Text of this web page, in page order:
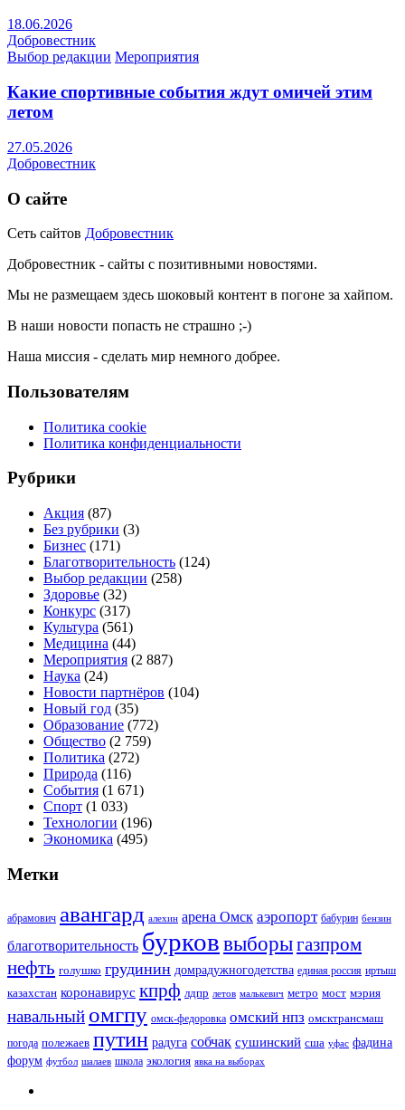
18.06.2026
Добровестник
Выбор редакции Мероприятия
Какие спортивные события ждут омичей этим
летом
27.05.2026
Добровестник
О сайте
Сеть сайтов Добровестник
Добровестник - сайты с позитивными новостями.
Мы не размещаем здесь шоковый контент в погоне за хайпом.
В наши новости попасть не страшно ;-)
Наша миссия - сделать мир немного добрее.
Пользователям
Политика cookie
Политика конфиденциальности
Рубрики
Акция (87)
Без рубрики (3)
Бизнес (171)
Благотворительность (124)
Выбор редакции (258)
Здоровье (32)
Конкурс (317)
Культура (561)
Медицина (44)
Мероприятия (2 887)
Наука (24)
Новости партнёров (104)
Новый год (35)
Образование (772)
Общество (2 759)
Политика (272)
Природа (116)
События (1 671)
Спорт (1 033)
Технологии (196)
Экономика (495)
Метки
абрамович авангард алехин арена Омск аэропорт бабурин бензин
благотворительность бурков выборыгазпром
нефть голушко грудинин домрадужногодетства единая россия иртыш
казахстан коронавирус кпрф лдпр летов малькевич метро мост мэрия
навальный омгпу омск-федоровка омский нпз омсктрансмаш
погода полежаев путин радуга собчак сушинский сша уфас фадина
форум футбол шалаев школа экология явка на выборах